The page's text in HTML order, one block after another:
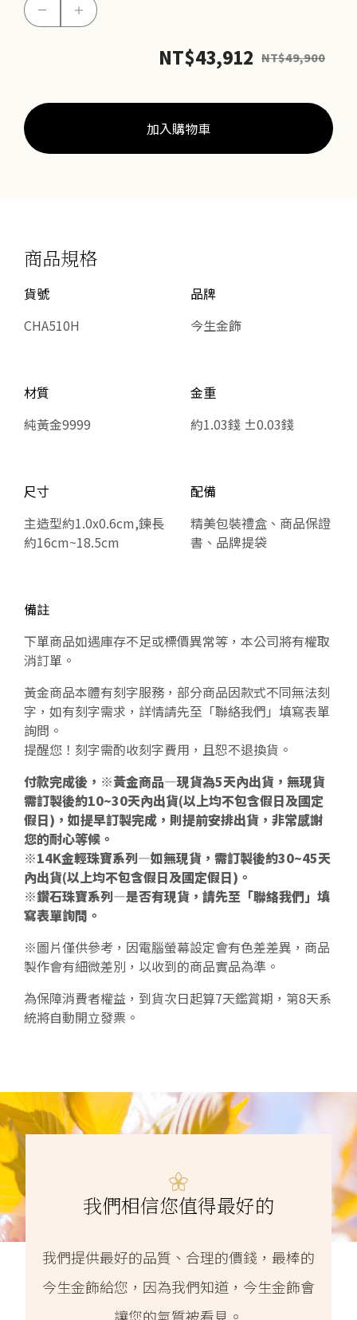
－
結
獨
＋
NT$43,912 NT$49,900
加入購物車
商品規格
貨號
CHA510H
品牌
今生金飾
材質
純黃金9999
金重
約1.03錢 ±0.03錢
尺寸
主造型約1.0x0.6cm,鍊長
約16cm~18.5cm
配備
精美包裝禮盒、商品保證
書、品牌提袋
備註
下單商品如遇庫存不足或標價異常等，本公司將有權取
消訂單。
黃金商品本體有刻字服務，部分商品因款式不同無法刻
字，如有刻字需求，詳情請先至「聯絡我們」填寫表單
詢問。
提醒您！刻字需酌收刻字費用，且恕不退換貨。
付款完成後，※黃金商品—現貨為5天內出貨，無現貨
需訂製後約10~30天內出貨(以上均不包含假日及國定
假日)，如提早訂製完成，則提前安排出貨，非常感謝
您的耐心等候。
※14K金輕珠寶系列—如無現貨，需訂製後約30~45天
內出貨(以上均不包含假日及國定假日)。
※鑽石珠寶系列—是否有現貨，請先至「聯絡我們」填
寫表單詢問。
※圖片僅供參考，因電腦螢幕設定會有色差差異，商品
製作會有細微差別，以收到的商品實品為準。
為保障消費者權益，到貨次日起算7天鑑賞期，第8天系
統將自動開立發票。
我們相信您值得最好的
我們提供最好的品質、合理的價錢，最棒的
今生金飾給您，因為我們知道，今生金飾會
讓您的氣質被看見。